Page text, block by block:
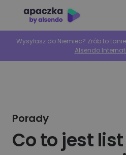
Wysyłasz do Niemiec? Zrób to
Alsendo
Porady
Co to jest list